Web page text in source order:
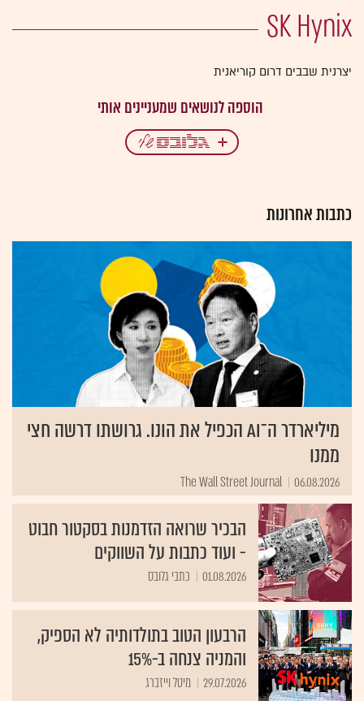
SK Hynix
יצרנית שבבים דרום קוריאנית
כתבות אחרונות
מיליארדר ה־AI הכפיל את הונו. גרושתו דרשה חצי
ממנו
06.08.2026
The Wall Street Journal
הבכיר שרואה הזדמנות בסקטור חבוט
- ועוד כתבות על השווקים
01.08.2026 כתבי גלובס
הרבעון הטוב בתולדותיה לא הספיק,
והמניה צנחה ב-15%
29.07.2026 מיטל וייזברג